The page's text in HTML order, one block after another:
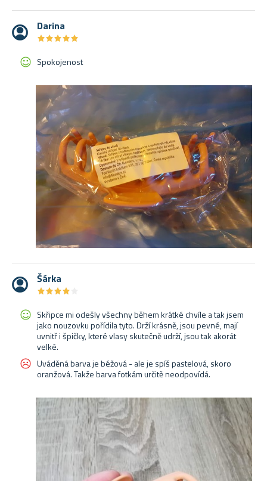
Darina
★★★★★
★★★★★
Spokojenost
Šárka
★★★★
★★★★
Skřipce mi odešly všechny během krátké chvíle a tak jsem
jako nouzovku pořídila tyto. Drží krásně, jsou pevné, mají
uvnitř i špičky, které vlasy skutečně udrží, jsou tak akorát
velké.
Uváděná barva je béžová - ale je spíš pastelová, skoro
oranžová. Takže barva fotkám určitě neodpovídá.